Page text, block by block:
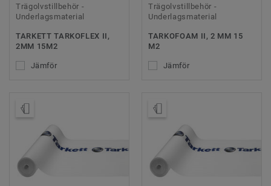
Trägolvstillbehör -
Underlagsmaterial
TARKETT TARKOFLEX II,
2MM 15M2
Jämför
Trägolvstillbehör -
Underlagsmaterial
TARKOFOAM II, 2 MM 15
M2
Jämför